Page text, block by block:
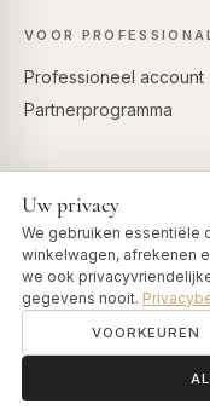
VOOR
Professioneel account
Partnerprogramma
Uw privacy
We gebruiken essentiële
winkelwagen, afrekenen
we ook
gegevens nooit.
VOORKEUREN